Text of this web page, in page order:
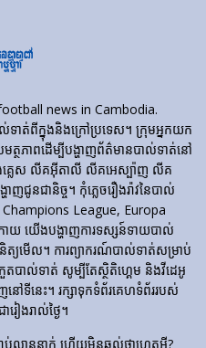
news in Cambodia.
ទាត់​ពី​ក្នុង​និង​ក្រៅ​ប្រទេស។ ក្រុមអ្នកយក
ភាពដើម្បីបង្ហាញព័ត៌មានបាល់ទាត់នៅ
គ្លេស លីគអ៊ីតាលី លីគអេស្ប៉ាញ លីគ
ជូនជានិច្ច។ កុំភ្លេចរឿងរ៉ាវនៃបាល់
League, Europa
យ យើងបង្ហាញការទស្សន៍ទាយបាល់
យមើល។ ការព្យាករណ៍បាល់ទាត់សម្រាប់
តបាល់ទាត់ សូម្បីតែស្ថិតិហ្គេម និងវីដេអូ
ទីនេះ។ រក្សាទុកទំព័រគេហទំព័ររបស់
ៀងរាល់ថ្ងៃ។
ប់​លាន​នាក់ ហើយ​មិន​ឆ្ងល់​ថា​ហេតុអ្វី?